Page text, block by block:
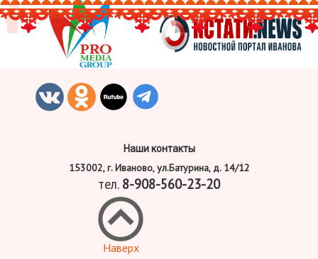
Наши контакты
153002, г. Иваново, ул.Батурина, д. 14/12
тел. 8-908-560-23-20
Наверх